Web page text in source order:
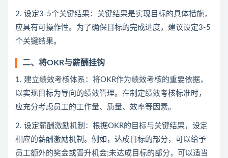
2. 设定3-5个关键结果：关键结果是实现目标的具体措施，
应具有可操作性。为了确保目标的完成进度，建议设定3-5
个关键结果。
二、将OKR与薪酬挂钩
1. 建立绩效考核体系：将OKR作为绩效考核的重要依据，
以实现目标为导向的绩效管理。在制定绩效考核标准时，
应充分考虑员工的工作量、质量、效率等因素。
2. 设定薪酬激励机制：根据OKR的目标与关键结果，设定
相应的薪酬激励机制。例如，达成目标的部分，可以给予
员工额外的奖金或晋升机会;未达成目标的部分，可以适当